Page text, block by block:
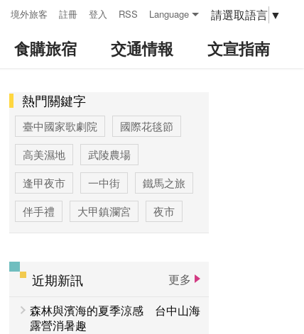
境外旅客 註冊 登入 RSS Language 請選取語言 ▼
食購旅宿 交通情報 文宣指南
熱門關鍵字
臺中國家歌劇院
國際花毯節
高美濕地
武陵農場
逢甲夜市
一中街
鐵馬之旅
伴手禮
大甲鎮瀾宮
夜市
台中活動
近期新訊
更多
森林與濱海的夏季涼感 台中山海
露營消暑趣